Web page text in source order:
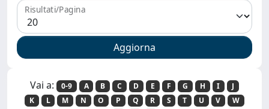
Risultati/Pagina
Vai a: 0-9 A B C D E F G H I
J
K
L M N O P Q R S T U V
W